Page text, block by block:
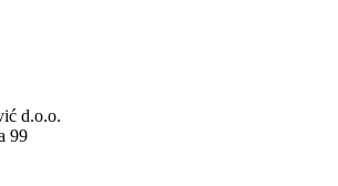
d.o.o.
99